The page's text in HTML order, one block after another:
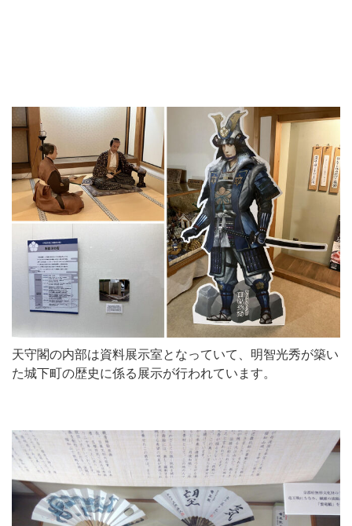
天守閣の内部は資料展示室となっていて、明智光秀が築い
た城下町の歴史に係る展示が行われています。